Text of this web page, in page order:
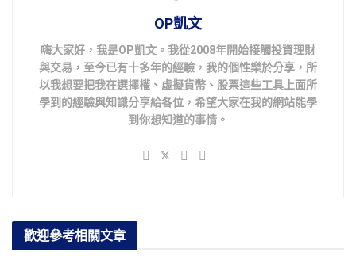
OP凱文
嗨大家好，我是OP凱文。我從2008年開始接觸投資理財
與交易，至今已有十多年的經驗，我的個性樂於分享，所
以我想要把我在選擇權、虛擬貨幣、股票這些工具上面所
學到的經驗與知識分享給各位，希望大家在我的網站能學
到你想知道的事情。
歡迎參考相關文章